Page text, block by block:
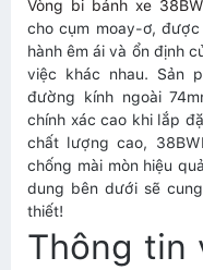
Vòng bi bánh xe
cho cụm moay-ơ,
hành êm ái và ổn định
việc khác nhau. Sản
đường kính ngoài
chính xác cao khi lắp
chất lượng cao,
chống mài mòn hiệu
dung bên dưới sẽ
thiết!
Thông tin